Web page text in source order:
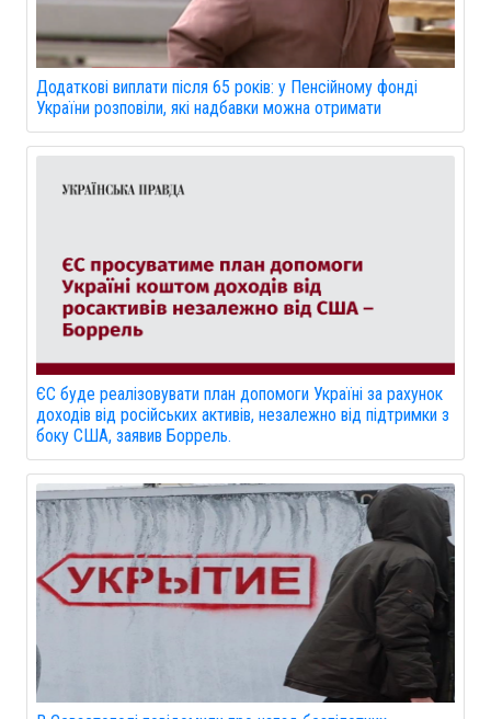
Додаткові виплати після 65 років: у Пенсійному фонді
України розповіли, які надбавки можна отримати
ЄС буде реалізовувати план допомоги Україні за рахунок
доходів від російських активів, незалежно від підтримки з
боку США, заявив Боррель.